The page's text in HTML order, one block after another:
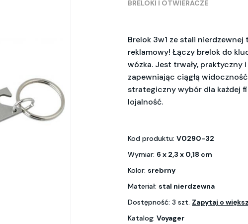
BRELOKI I OTWIERACZE
Brelok 3w1 ze stali
reklamowy! Łączy brelok do
wózka. Jest trwały, praktyczny
zapewniając ciągłą
strategiczny wybór dla każdej
lojalność.
Kod produktu: V0290-32
Wymiar: 6 x 2,3 x 0,18 cm
Kolor: srebrny
Materiał: stal nierdzewna
Dostępność: 3 szt. Zapytaj o
Katalog: Voyager